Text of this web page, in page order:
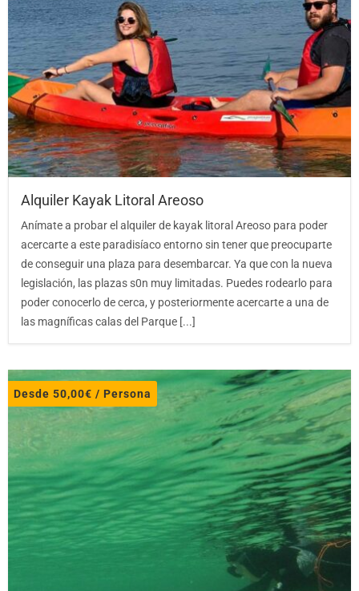
Alquiler Kayak Litoral Areoso
Anímate a probar el alquiler de kayak litoral Areoso para poder
acercarte a este paradisíaco entorno sin tener que preocuparte
de conseguir una plaza para desembarcar. Ya que con la nueva
legislación, las plazas s0n muy limitadas. Puedes rodearlo para
poder conocerlo de cerca, y posteriormente acercarte a una de
las magníficas calas del Parque [...]
Desde 50,00€ / Persona